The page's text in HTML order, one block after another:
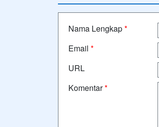
Nama Lengkap*
Email *
URL
Komentar*